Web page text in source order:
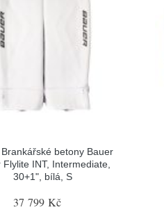
betony Bauer
Flylite INT, Intermediate,
30+1", bílá, S
37 799 Kč